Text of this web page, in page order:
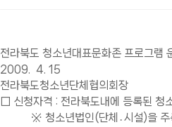
전라북도 청소년대표문화존 프로그램
2009. 4. 15
전라북도청소년단체협의회장
□ 신청자격 : 전라북도내에 등록된 청
※ 청소년법인(단체․시설)을 주축